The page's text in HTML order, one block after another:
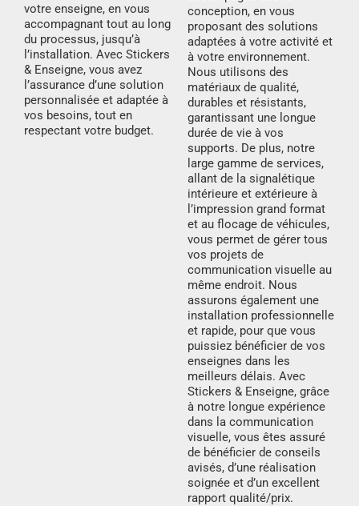
votre enseigne, en vous
accompagnant tout au long
du processus, jusqu’à
l’installation. Avec Stickers
& Enseigne, vous avez
l’assurance d’une solution
personnalisée et adaptée à
vos besoins, tout en
respectant votre budget.
conception, en vous
proposant des solutions
adaptées à votre activité et
à votre environnement.
Nous utilisons des
matériaux de qualité,
durables et résistants,
garantissant une longue
durée de vie à vos
supports. De plus, notre
large gamme de services,
allant de la signalétique
intérieure et extérieure à
l’impression grand format
et au flocage de véhicules,
vous permet de gérer tous
vos projets de
communication visuelle au
même endroit. Nous
assurons également une
installation professionnelle
et rapide, pour que vous
puissiez bénéficier de vos
enseignes dans les
meilleurs délais. Avec
Stickers & Enseigne, grâce
à notre longue expérience
dans la communication
visuelle, vous êtes assuré
de bénéficier de conseils
avisés, d’une réalisation
soignée et d’un excellent
rapport qualité/prix.